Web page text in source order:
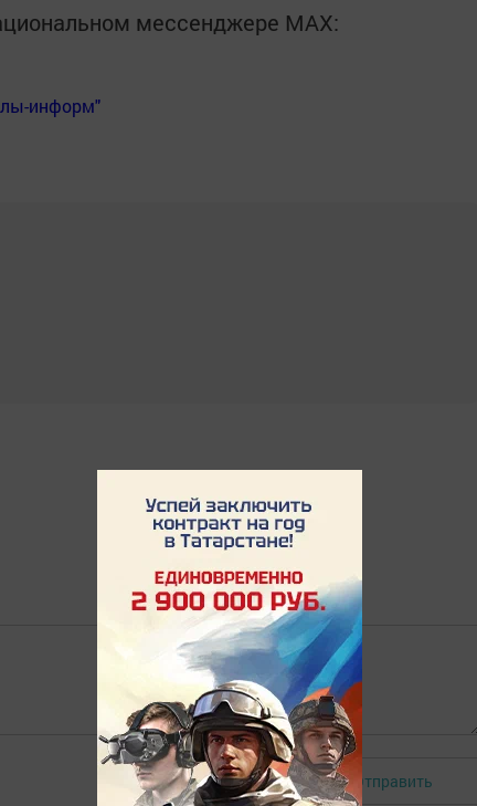
мессенджере MАХ:
информ"
Авторизоваться Отправить